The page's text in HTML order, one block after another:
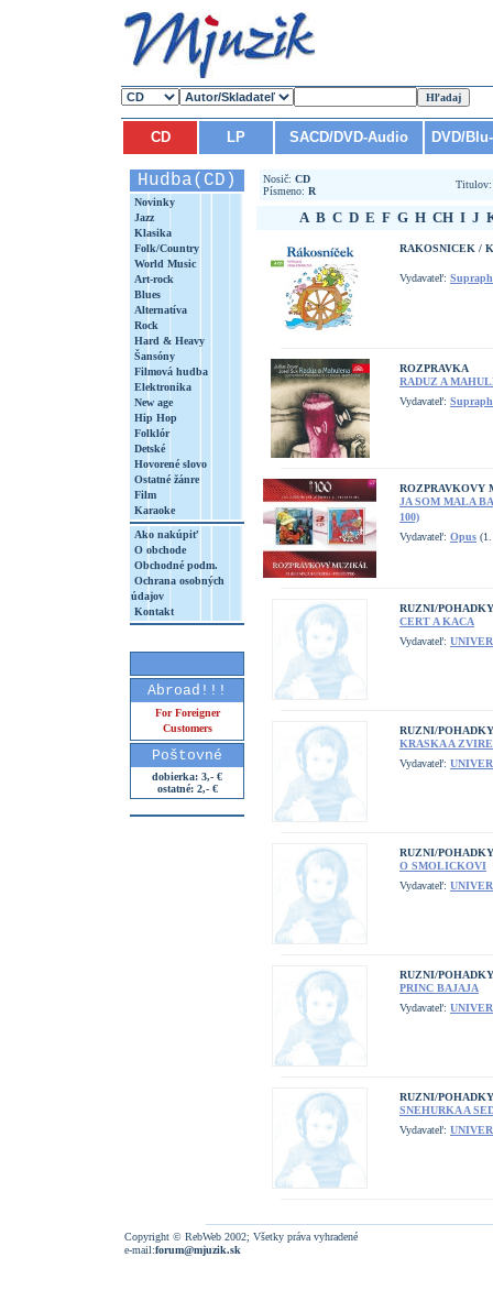
CD LP SACD/DVD-Audio DVD/
Hudba(CD)
Novinky
Jazz
Klasika
Folk/Country
World Music
Art-rock
Blues
Alternatíva
Rock
Hard & Heavy
Šansóny
Filmová hudba
Elektronika
New age
Hip Hop
Folklór
Detské
Hovorené slovo
Ostatné žánre
Film
Karaoke
Ako nakúpiť
O obchode
Obchodné podm.
Ochrana osobných
údajov
Kontakt
Abroad!!!
For Foreigner
Customers
Poštovné
dobierka: 3,- €
ostatné: 2,- €
Nosič: CD
Písmeno: R
A B C D E F G H CH I J
RAKOSNICEK /
Vydavateľ:
ROZPRAVKA
RADUZ A
Vydavateľ:
ROZPRAVKOVY
JA SOM MALA
100)
Vydavateľ: Opus
RUZNI/POHADKY
CERT A KACA
Vydavateľ:
RUZNI/POHADKY
KRASKA A ZVIRE
Vydavateľ:
RUZNI/POHADKY
O SMOLICKOVI
Vydavateľ:
RUZNI/POHADKY
PRINC BAJAJA
Vydavateľ:
RUZNI/POHADKY
SNEHURKA A
Vydavateľ:
Copyright © RebWeb 2002; Všetky práva vyhradené
e-mail:forum@mjuzik.sk